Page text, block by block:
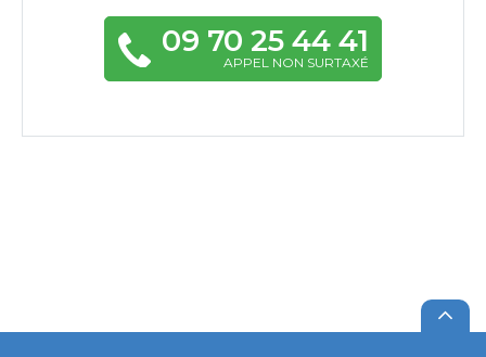
09 70 25 44 41
APPEL NON SURTAXÉ